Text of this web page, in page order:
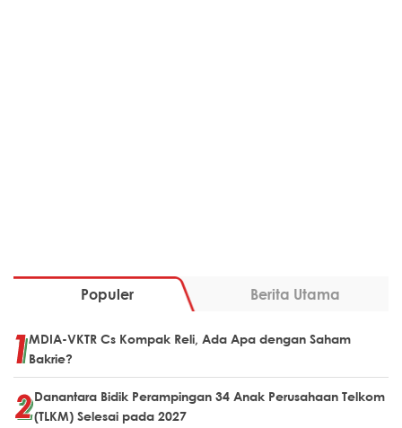
Populer Berita Utama
MDIA-VKTR Cs Kompak Reli, Ada Apa dengan Saham
Bakrie?
Danantara Bidik Perampingan 34 Anak Perusahaan Telkom
(TLKM) Selesai pada 2027